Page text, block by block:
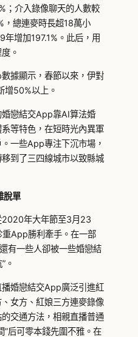
；介入錄像聊天的人數較
，總連麥時長超18萬小
增加197.1%。此后，用
。
據顯示，春節以來，伊對
增50%以上。
戀結交App靠AI算法婚
等特色，在短時光內異軍
一些App專注下沉市場，
到了三四線城市以致縣城
脫單
2020年大年節至3月23
App勝利牽手。在一部
有一些人卻被一些婚戀結
。
婚戀結交App廣泛引進紅
女方、紅娘三方連麥錄像
交通方法，相親直播普通
”后可零本錢先圍不雅。在